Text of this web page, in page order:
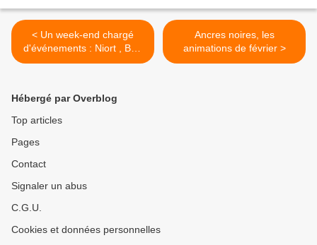
< Un week-end chargé
d'événements : Niort , Bon
Encontre et Vitrolles
Ancres noires, les
animations de février >
Hébergé par Overblog
Top articles
Pages
Contact
Signaler un abus
C.G.U.
Cookies et données personnelles